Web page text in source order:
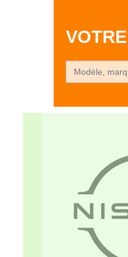
Search
for: